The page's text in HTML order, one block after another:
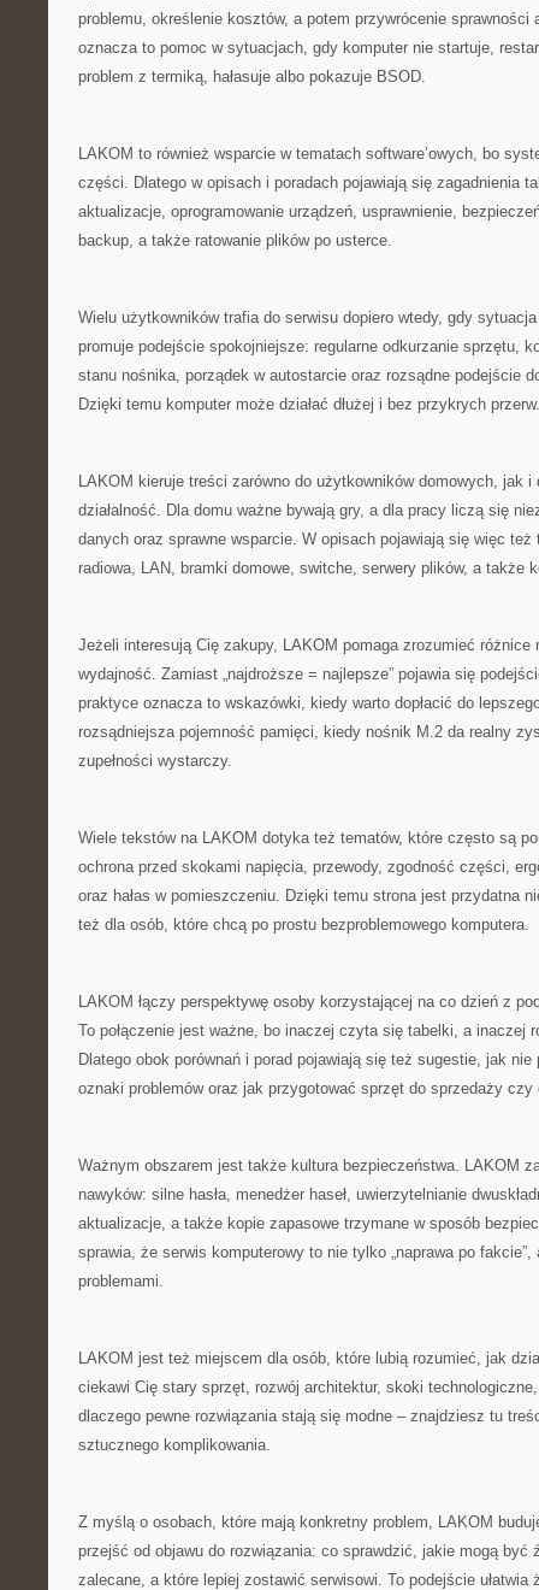
problemu, określenie kosztów, a potem przywrócenie sprawności
oznacza to pomoc w sytuacjach, gdy komputer nie startuje,
problem z termiką, hałasuje albo pokazuje BSOD.
LAKOM to również wsparcie w tematach software’owych, bo
części. Dlatego w opisach i poradach pojawiają się zagadnienia
aktualizacje, oprogramowanie urządzeń, usprawnienie,
backup, a także ratowanie plików po usterce.
Wielu użytkowników trafia do serwisu dopiero wtedy, gdy
promuje podejście spokojniejsze: regularne odkurzanie sprzętu,
stanu nośnika, porządek w autostarcie oraz rozsądne podejście
Dzięki temu komputer może działać dłużej i bez przykrych przerw.
LAKOM kieruje treści zarówno do użytkowników domowych, jak i
działalność. Dla domu ważne bywają gry, a dla pracy liczą się
danych oraz sprawne wsparcie. W opisach pojawiają się więc też
radiowa, LAN, bramki domowe, switche, serwery plików, a także
Jeżeli interesują Cię zakupy, LAKOM pomaga zrozumieć różnice
wydajność. Zamiast „najdroższe = najlepsze” pojawia się
praktyce oznacza to wskazówki, kiedy warto dopłacić do
rozsądniejsza pojemność pamięci, kiedy nośnik M.2 da realny
zupełności wystarczy.
Wiele tekstów na LAKOM dotyka też tematów, które często są
ochrona przed skokami napięcia, przewody, zgodność części,
oraz hałas w pomieszczeniu. Dzięki temu strona jest przydatna
też dla osób, które chcą po prostu bezproblemowego komputera.
LAKOM łączy perspektywę osoby korzystającej na co dzień z
To połączenie jest ważne, bo inaczej czyta się tabelki, a inaczej
Dlatego obok porównań i porad pojawiają się też sugestie, jak nie
oznaki problemów oraz jak przygotować sprzęt do sprzedaży czy
Ważnym obszarem jest także kultura bezpieczeństwa. LAKOM
nawyków: silne hasła, menedżer haseł, uwierzytelnianie
aktualizacje, a także kopie zapasowe trzymane w sposób
sprawia, że serwis komputerowy to nie tylko „naprawa po
problemami.
LAKOM jest też miejscem dla osób, które lubią rozumieć, jak
ciekawi Cię stary sprzęt, rozwój architektur, skoki
dlaczego pewne rozwiązania stają się modne – znajdziesz tu
sztucznego komplikowania.
Z myślą o osobach, które mają konkretny problem, LAKOM
przejść od objawu do rozwiązania: co sprawdzić, jakie mogą być
zalecane, a które lepiej zostawić serwisowi. To podejście ułatwia